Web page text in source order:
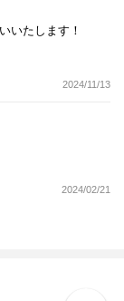
いたします！
2024/11/13
2024/02/21